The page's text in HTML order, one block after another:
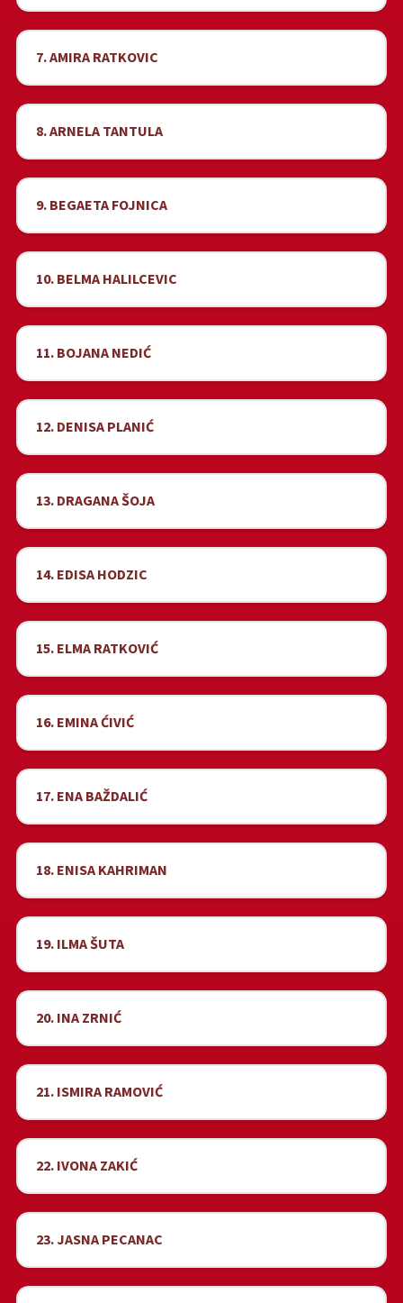
7. AMIRA RATKOVIC
8. ARNELA TANTULA
9. BEGAETA FOJNICA
10. BELMA HALILCEVIC
11. BOJANA NEDIĆ
12. DENISA PLANIĆ
13. DRAGANA ŠOJA
14. EDISA HODZIC
15. ELMA RATKOVIĆ
16. EMINA ĆIVIĆ
17. ENA BAŽDALIĆ
18. ENISA KAHRIMAN
19. ILMA ŠUTA
20. INA ZRNIĆ
21. ISMIRA RAMOVIĆ
22. IVONA ZAKIĆ
23. JASNA PECANAC